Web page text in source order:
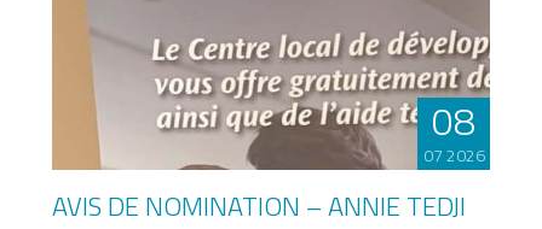
08
07 2026
AVIS DE NOMINATION – ANNIE TEDJI